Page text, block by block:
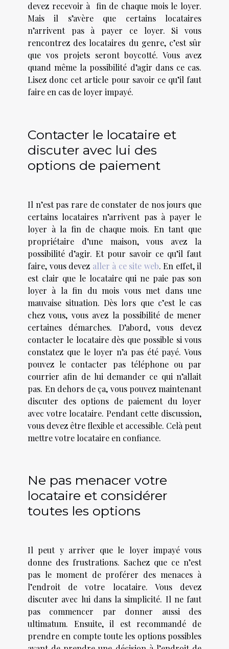
devez recevoir à fin de chaque mois le loyer.
Mais il s’avère que certains locataires
n’arrivent pas à payer ce loyer. Si vous
rencontrez des locataires du genre, c’est sûr
que vos projets seront boycotté. Vous avez
quand même la possibilité d’agir dans ce cas.
Lisez donc cet article pour savoir ce qu’il faut
faire en cas de loyer impayé.
Contacter le locataire et
discuter avec lui des
options de paiement
Il n’est pas rare de constater de nos jours que
certains locataires n’arrivent pas à payer le
loyer à la fin de chaque mois. En tant que
propriétaire d’une maison, vous avez la
possibilité d’agir. Et pour savoir ce qu’il faut
faire, vous devez aller à ce site web. En effet, il
est clair que le locataire qui ne paie pas son
loyer à la fin du mois vous met dans une
mauvaise situation. Dès lors que c’est le cas
chez vous, vous avez la possibilité de mener
certaines démarches. D’abord, vous devez
contacter le locataire dès que possible si vous
constatez que le loyer n’a pas été payé. Vous
pouvez le contacter pas téléphone ou par
courrier afin de lui demander ce qui n’allait
pas. En dehors de ça, vous pouvez maintenant
discuter des options de paiement du loyer
avec votre locataire. Pendant cette discussion,
vous devez être flexible et accessible. Celà peut
mettre votre locataire en confiance.
Ne pas menacer votre
locataire et considérer
toutes les options
Il peut y arriver que le loyer impayé vous
donne des frustrations. Sachez que ce n’est
pas le moment de proférer des menaces à
l’endroit de votre locataire. Vous devez
discuter avec lui dans la simplicité. Il ne faut
pas commencer par donner aussi des
ultimatum. Ensuite, il est recommandé de
prendre en compte toute les options possibles